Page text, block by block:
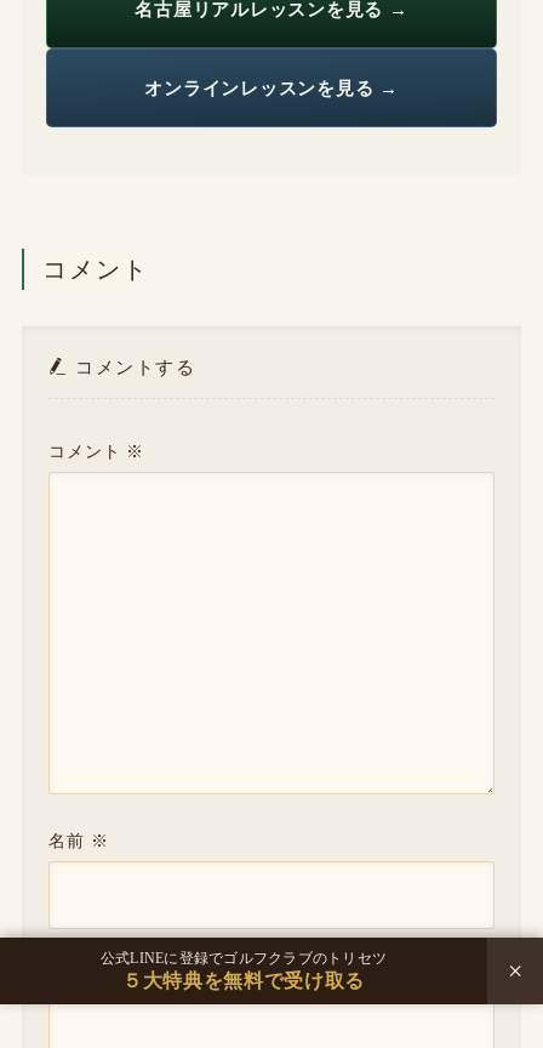
公式LINEに登録でゴルフクラブのトリセツ
５大特典を無料で受け取る ×
名古屋リアルレッスンを見る →
オンラインレッスンを見る →
コメント
コメントする
コメント ※
名前 ※
メール※